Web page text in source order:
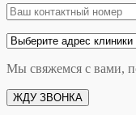
Мы свяжемся с вами,